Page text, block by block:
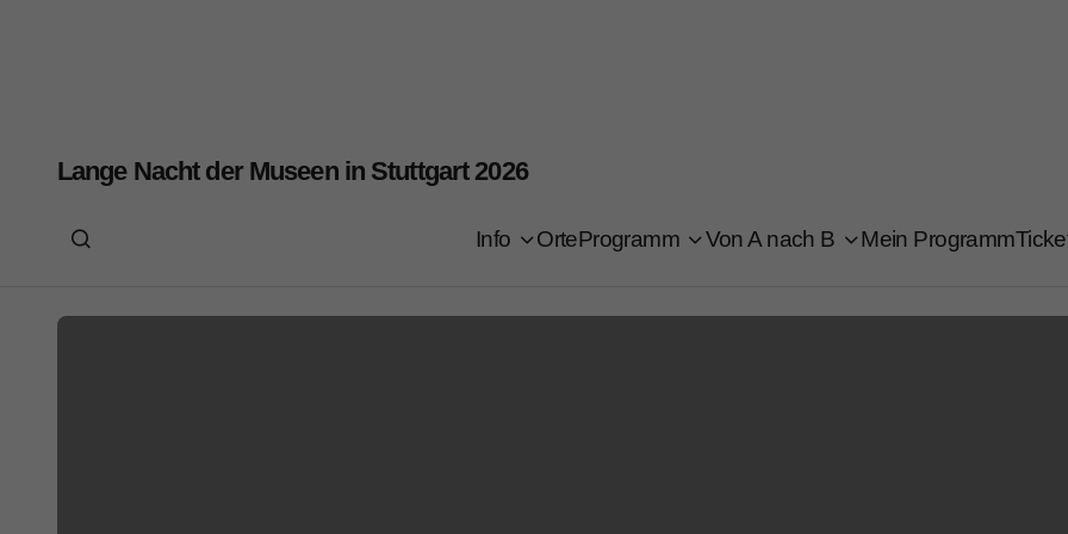
Lange Nacht der Museen in Stuttgart 2026
Info OrteProgramm Von A nach B Mein Programm